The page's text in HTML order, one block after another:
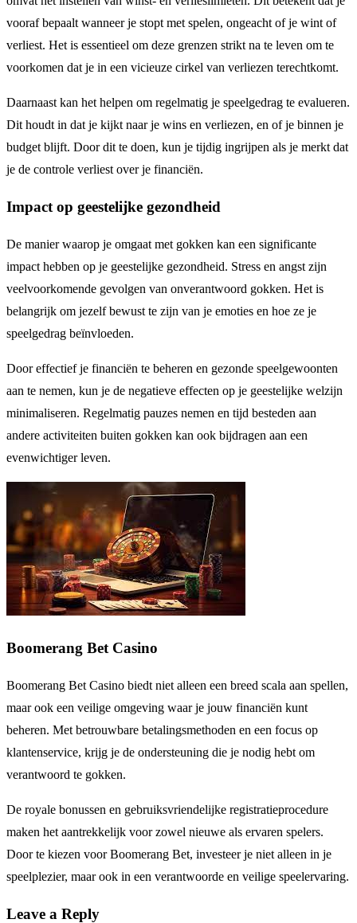
vooraf bepaalt wanneer je stopt met spelen, ongeacht of je wint of
verliest. Het is essentieel om deze grenzen strikt na te leven om te
voorkomen dat je in een vicieuze cirkel van verliezen terechtkomt.
Daarnaast kan het helpen om regelmatig je speelgedrag te evalueren.
Dit houdt in dat je kijkt naar je wins en verliezen, en of je binnen je
budget blijft. Door dit te doen, kun je tijdig ingrijpen als je merkt dat
je de controle verliest over je financiën.
Impact op geestelijke gezondheid
De manier waarop je omgaat met gokken kan een significante
impact hebben op je geestelijke gezondheid. Stress en angst zijn
veelvoorkomende gevolgen van onverantwoord gokken. Het is
belangrijk om jezelf bewust te zijn van je emoties en hoe ze je
speelgedrag beïnvloeden.
Door effectief je financiën te beheren en gezonde speelgewoonten
aan te nemen, kun je de negatieve effecten op je geestelijke welzijn
minimaliseren. Regelmatig pauzes nemen en tijd besteden aan
andere activiteiten buiten gokken kan ook bijdragen aan een
evenwichtiger leven.
Boomerang Bet Casino
Boomerang Bet Casino biedt niet alleen een breed scala aan spellen,
maar ook een veilige omgeving waar je jouw financiën kunt
beheren. Met betrouwbare betalingsmethoden en een focus op
klantenservice, krijg je de ondersteuning die je nodig hebt om
verantwoord te gokken.
De royale bonussen en gebruiksvriendelijke registratieprocedure
maken het aantrekkelijk voor zowel nieuwe als ervaren spelers.
Door te kiezen voor Boomerang Bet, investeer je niet alleen in je
speelplezier, maar ook in een verantwoorde en veilige speelervaring.
Leave a Reply